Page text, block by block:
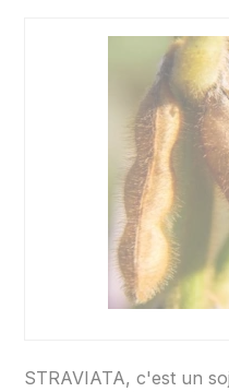
STRAVIATA, c'est un